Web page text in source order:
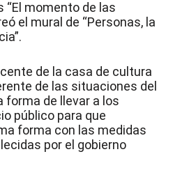
“El momento de las
el mural de “Personas, la
de la casa de cultura
de las situaciones del
forma de llevar a los
público para que
forma con las medidas
por el gobierno